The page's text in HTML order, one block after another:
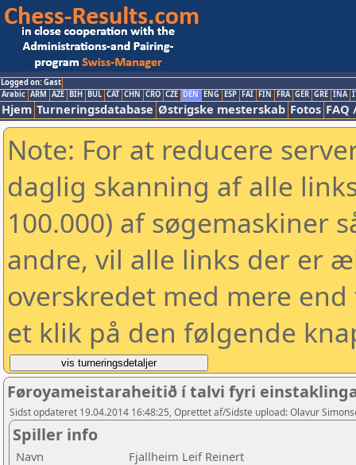
Logged on: Gast
Arabic ARM AZE BIH BUL CAT CHN CRO CZE DEN ENG ESP FAI FIN FRA GER GRE INA
Hjem Turneringsdatabase Østrigske mesterskab Fotos FAQ
Note: For at reducere
daglig skanning af alle
100.000) af søgemaskiner
andre, vil alle links der er
overskredet med mere
et klik på den følgende
Føroyameistaraheitið í talvi fyri
Sidst opdateret 19.04.2014 16:48:25, Oprettet af/Sidste upload: Olavur
Spiller info
Navn
Fjallheim Leif Reinert